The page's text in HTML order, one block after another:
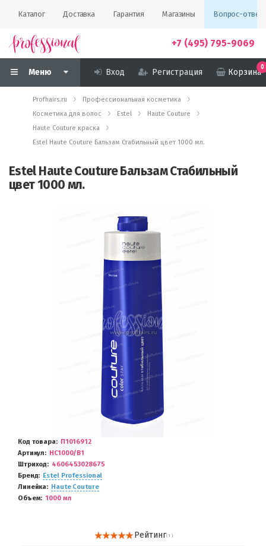
Каталог Доставка Гарантия Магазины Вопрос-ответ
+7 (495) 795-9069
Меню Вход Регистрация Корзина
0
Profhairs.ru
Профессиональная косметика
Косметика для волос
Estel
Haute Couture
Haute Couture краска
Estel Haute Couture Бальзам Стабильный цвет 1000 мл.
Estel Haute Couture Бальзам Стабильный
цвет 1000 мл.
Код товара
П1016912
Артикул
HC1000/B1
Штриход
4606453028675
Бренд
Estel Professional
Линейка
Haute Couture
Объем
1000 мл
Рейтинг( 1 )